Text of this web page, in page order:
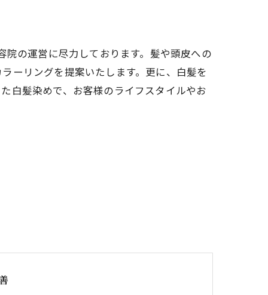
の運営に尽力しております。髪や頭皮への
ーリングを提案いたします。更に、白髪を
白髪染めで、お客様のライフスタイルやお